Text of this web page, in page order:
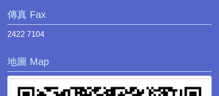
傳真 Fax
2422 7104
地圖 Map